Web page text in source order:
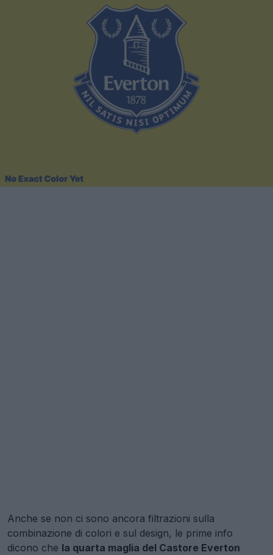
Anche se non ci sono ancora filtrazioni sulla
combinazione di colori e sul design, le prime info
dicono che la quarta maglia del Castore Everton